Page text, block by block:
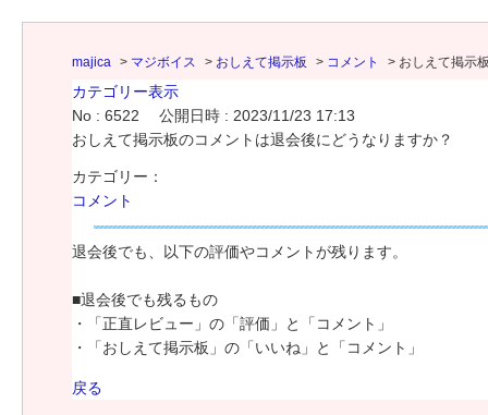
majica > マジボイス > おしえて掲示板 > コメント > おしえて掲示
カテゴリー表示
No : 6522
公開日時 : 2023/11/23 17:13
おしえて掲示板のコメントは退会後にどうなりますか？
カテゴリー：
コメント
退会後でも、以下の評価やコメントが残ります。
■退会後でも残るもの
・「正直レビュー」の「評価」と「コメント」
・「おしえて掲示板」の「いいね」と「コメント」
戻る